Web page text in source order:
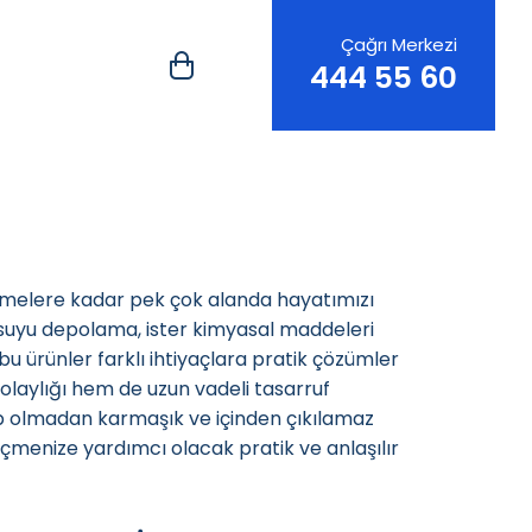
Çağrı Merkezi
444 55 60
kadar pek çok alanda hayatımızı
depolama, ister kimyasal maddeleri
ürünler farklı ihtiyaçlara pratik çözümler
hem de uzun vadeli tasarruf
karmaşık ve içinden çıkılamaz
yardımcı olacak pratik ve anlaşılır